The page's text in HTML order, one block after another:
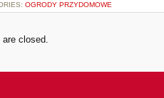
OGRODY PRZYDOMOWE
closed.